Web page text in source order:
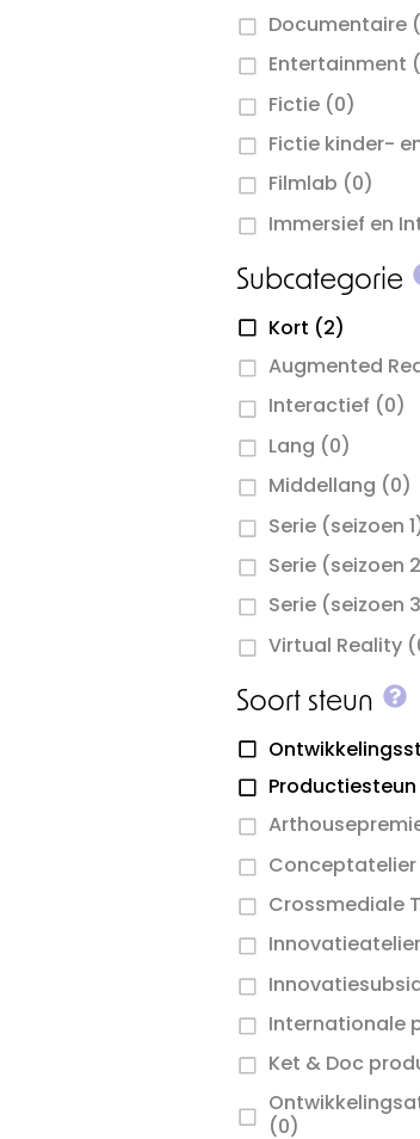
Documentaire
Entertainment
Fictie (0)
Fictie kinder-
Filmlab (0)
Immersief en
Subcategorie
Kort (2)
Augmented
Interactief (0)
Lang (0)
Middellang (0)
Serie (seizoen
Serie (seizoen
Serie (seizoen
Virtual Reality
Soort steun
Productiesteun
Crossmediale
Innovatieatelier
Internationale
Ket & Doc
(0)